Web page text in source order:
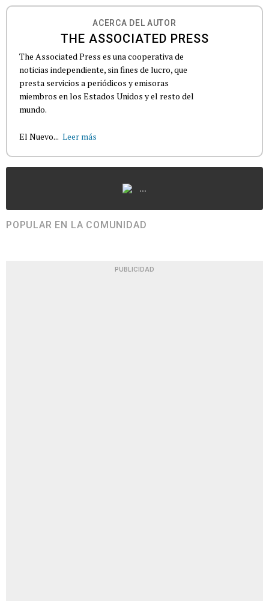
ACERCA DEL AUTOR
THE ASSOCIATED PRESS
The Associated Press es una cooperativa de
noticias independiente, sin fines de lucro, que
presta servicios a periódicos y emisoras
miembros en los Estados Unidos y el resto del
mundo.
El Nuevo... Leer más
...
POPULAR EN LA COMUNIDAD
PUBLICIDAD